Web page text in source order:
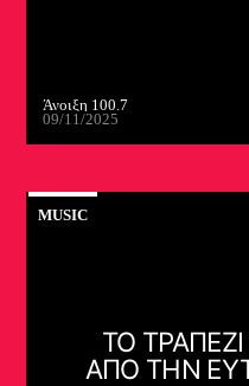
Άνοιξη 100.7
09/11/2025
MUSIC
ΤΟ
ΑΠΟ ΤΗΝ